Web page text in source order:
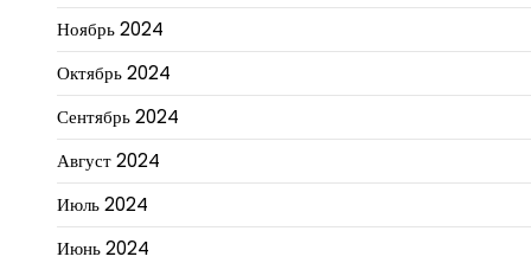
Ноябрь 2024
Октябрь 2024
Сентябрь 2024
Август 2024
Июль 2024
Июнь 2024